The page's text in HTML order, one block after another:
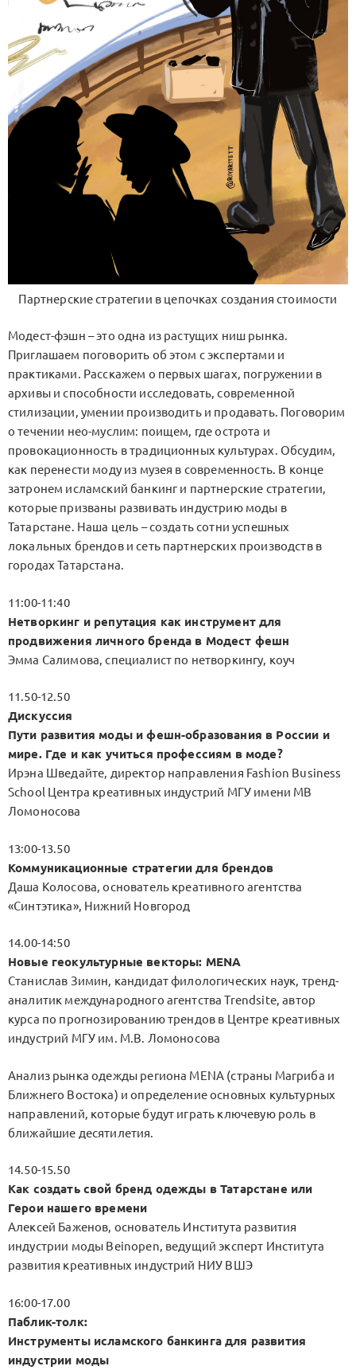
Партнерские стратегии в цепочках создания стоимости
Модест-фэшн – это одна из растущих ниш рынка.
Приглашаем поговорить об этом с экспертами и
практиками. Расскажем о первых шагах, погружении в
архивы и способности исследовать, современной
стилизации, умении производить и продавать. Поговорим
о течении нео-муслим: поищем, где острота и
провокационность в традиционных культурах. Обсудим,
как перенести моду из музея в современность. В конце
затронем исламский банкинг и партнерские стратегии,
которые призваны развивать индустрию моды в
Татарстане. Наша цель – создать сотни успешных
локальных брендов и сеть партнерских производств в
городах Татарстана.
11:00-11:40
Нетворкинг и репутация как инструмент для
продвижения личного бренда в Модест фешн
Эмма Салимова, специалист по нетворкингу, коуч
11.50-12.50
Дискуссия
Пути развития моды и фешн-образования в России и
мире. Где и как учиться профессиям в моде?
Ирэна Шведайте, директор направления Fashion Business
School Центра креативных индустрий МГУ имени МВ
Ломоносова
13:00-13.50
Коммуникационные стратегии для брендов
Даша Колосова, основатель креативного агентства
«Синтэтика», Нижний Новгород
14.00-14:50
Новые геокультурные векторы: MENA
Станислав Зимин, кандидат филологических наук, тренд-
аналитик международного агентства Trendsite, автор
курса по прогнозированию трендов в Центре креативных
индустрий МГУ им. М.В. Ломоносова
Анализ рынка одежды региона MENA (страны Магриба и
Ближнего Востока) и определение основных культурных
направлений, которые будут играть ключевую роль в
ближайшие десятилетия.
14.50-15.50
Как создать свой бренд одежды в Татарстане или
Герои нашего времени
Алексей Баженов, основатель Института развития
индустрии моды Beinopen, ведущий эксперт Института
развития креативных индустрий НИУ ВШЭ
16:00-17.00
Паблик-толк:
Инструменты исламского банкинга для развития
индустрии моды